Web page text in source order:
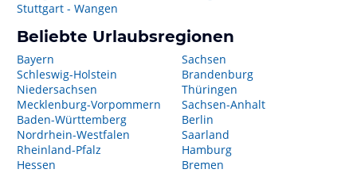
Stuttgart - Wangen
Beliebte Urlaubsregionen
Bayern
Schleswig-Holstein
Niedersachsen
Mecklenburg-Vorpommern
Baden-Württemberg
Nordrhein-Westfalen
Rheinland-Pfalz
Hessen
Sachsen
Brandenburg
Thüringen
Sachsen-Anhalt
Berlin
Saarland
Hamburg
Bremen